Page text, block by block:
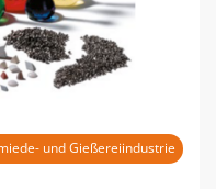
und Gießereiindustrie